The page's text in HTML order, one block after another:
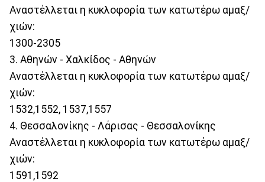
Αναστέλλεται η κυκλοφορία των κατωτέρω αμαξ/
χιών:
1300-2305
3. Αθηνών - Χαλκίδος - Αθηνών
Αναστέλλεται η κυκλοφορία των κατωτέρω αμαξ/
χιών:
1532,1552, 1537,1557
4. Θεσσαλονίκης - Λάρισας - Θεσσαλονίκης
Αναστέλλεται η κυκλοφορία των κατωτέρω αμαξ/
χιών:
1591,1592